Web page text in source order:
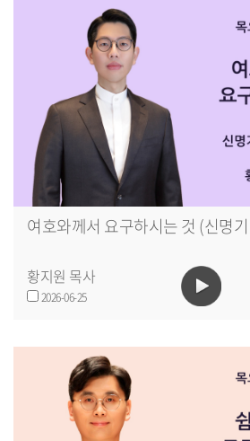
여호와께서 요구하시는 것 (신명
황지원 목사
2026-06-25